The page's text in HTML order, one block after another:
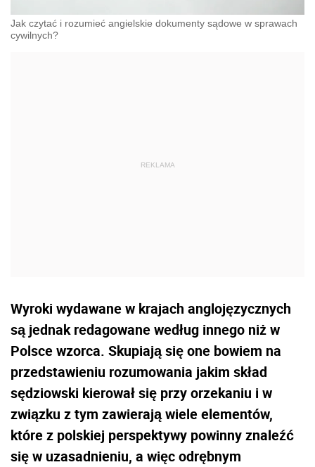
Jak czytać i rozumieć angielskie dokumenty sądowe w sprawach
cywilnych?
Wyroki wydawane w krajach anglojęzycznych
są jednak redagowane według innego niż w
Polsce wzorca. Skupiają się one bowiem na
przedstawieniu rozumowania jakim skład
sędziowski kierował się przy orzekaniu i w
związku z tym zawierają wiele elementów,
które z polskiej perspektywy powinny znaleźć
się w uzasadnieniu, a więc odrębnym